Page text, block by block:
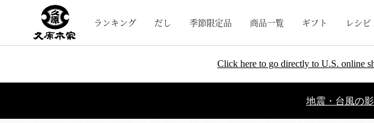
ランキング だし 季節限定品 商品一覧 ギフト レシピ
Click here to go directly to U.S. online
地震・台風の